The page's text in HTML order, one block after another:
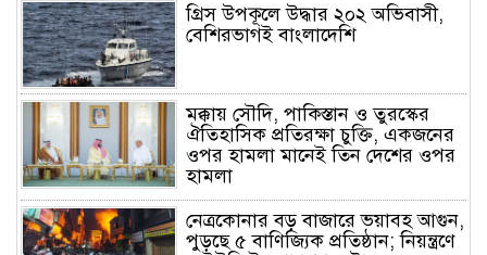
গ্রিস উপকূলে উদ্ধার ২০২ অভিবাসী,
বেশিরভাগই বাংলাদেশি
মক্কায় সৌদি, পাকিস্তান ও তুরস্কের
ঐতিহাসিক প্রতিরক্ষা চুক্তি, একজনের
ওপর হামলা মানেই তিন দেশের ওপর
হামলা
নেত্রকোনার বড় বাজারে ভয়াবহ আগুন,
পুড়ছে ৫ বাণিজ্যিক প্রতিষ্ঠান; নিয়ন্ত্রণে